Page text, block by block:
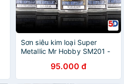
Sơn siêu kim loại Super
Metallic Mr Hobby SM201 -
95.000 đ